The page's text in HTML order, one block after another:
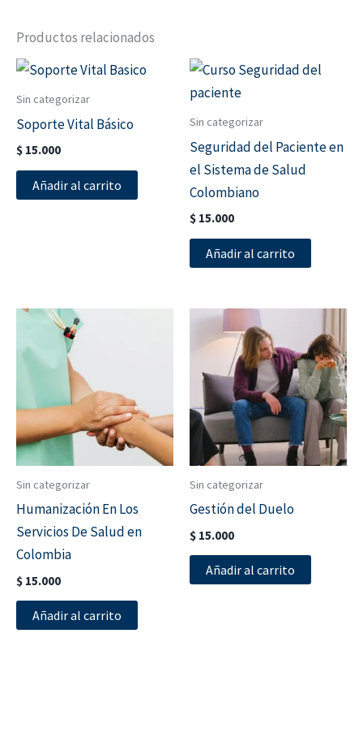
Productos relacionados
Sin categorizar
Soporte Vital Básico
$ 15.000
Añadir al carrito
Sin categorizar
Seguridad del Paciente en
el Sistema de Salud
Colombiano
$ 15.000
Añadir al carrito
Sin categorizar
Humanización En Los
Servicios De Salud en
Colombia
$ 15.000
Añadir al carrito
Sin categorizar
Gestión del Duelo
$ 15.000
Añadir al carrito